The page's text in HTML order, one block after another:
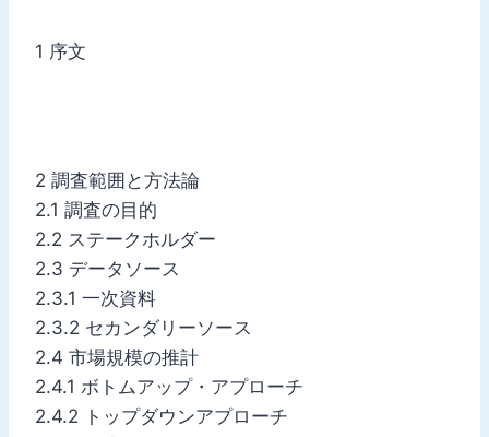
1 序文
2 調査範囲と方法論
2.1 調査の目的
2.2 ステークホルダー
2.3 データソース
2.3.1 一次資料
2.3.2 セカンダリーソース
2.4 市場規模の推計
2.4.1 ボトムアップ・アプローチ
2.4.2 トップダウンアプローチ